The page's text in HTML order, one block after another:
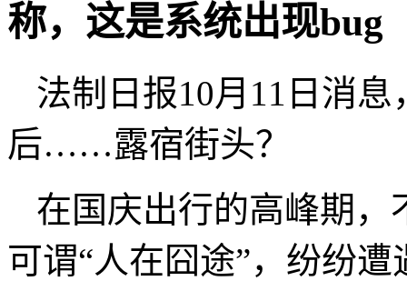
称，这是系统出现bug
法制日报10月11日消
后……露宿街头？
在国庆出行的高峰期，
可谓“人在囧途”，纷纷